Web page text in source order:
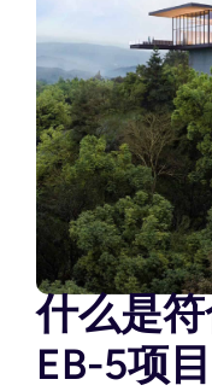
什么是
EB-5项